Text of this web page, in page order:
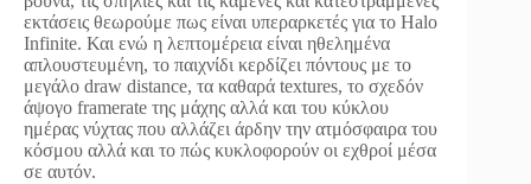
εκτάσεις θεωρούμε πως είναι υπεραρκετές για το Halo
Infinite. Και ενώ η λεπτομέρεια είναι ηθελημένα
απλουστευμένη, το παιχνίδι κερδίζει πόντους με το
μεγάλο draw distance, τα καθαρά textures, το σχεδόν
άψογο framerate της μάχης αλλά και του κύκλου
ημέρας νύχτας που αλλάζει άρδην την ατμόσφαιρα του
κόσμου αλλά και το πώς κυκλοφορούν οι εχθροί μέσα
σε αυτόν.